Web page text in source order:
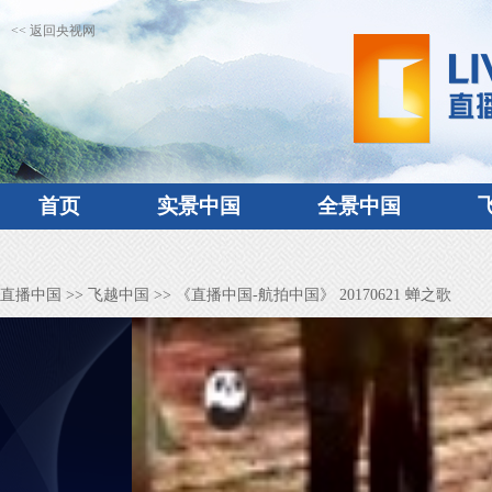
<< 返回央视网
首页 实景中国 全景中国
直播中国 >> 飞越中国 >> 《直播中国-航拍中国》 20170621 蝉之歌